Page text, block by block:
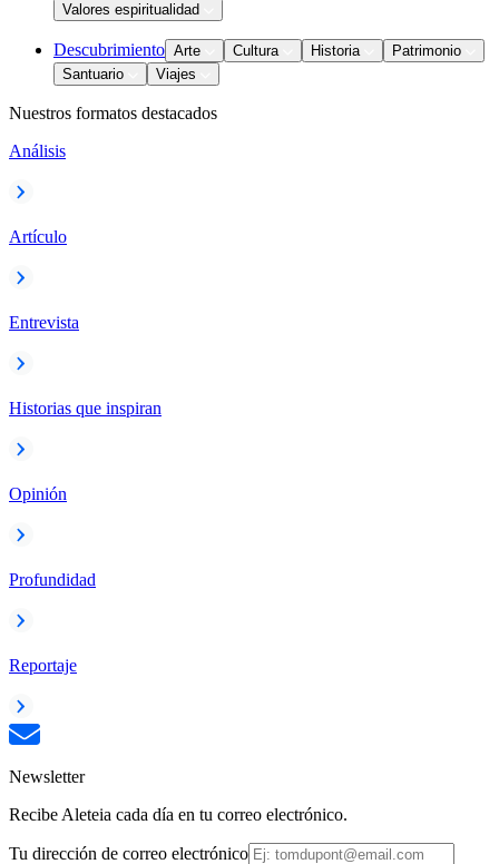
Valores espiritualidad
Descubrimiento Arte Cultura Historia
Patrimonio
Santuario
Viajes
Nuestros formatos destacados
Análisis
Artículo
Entrevista
Historias que inspiran
Opinión
Profundidad
Reportaje
Newsletter
Recibe Aleteia cada día en tu correo electrónico.
Tu dirección de correo electrónico